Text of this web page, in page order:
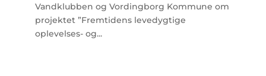
Vandklubben og Vordingborg Kommune om
projektet ”Fremtidens levedygtige
oplevelses- og...